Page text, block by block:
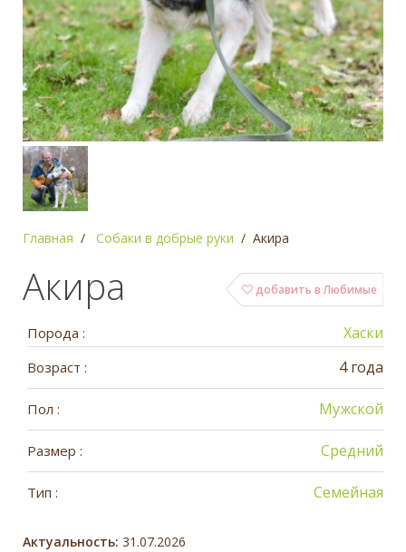
Главная Собаки в добрые руки Акира
добавить в Любимые
Акира
Порода : Хаски
Возраст : 4 года
Пол : Мужской
Размер : Средний
Тип : Семейная
Актуальность: 31.07.2026